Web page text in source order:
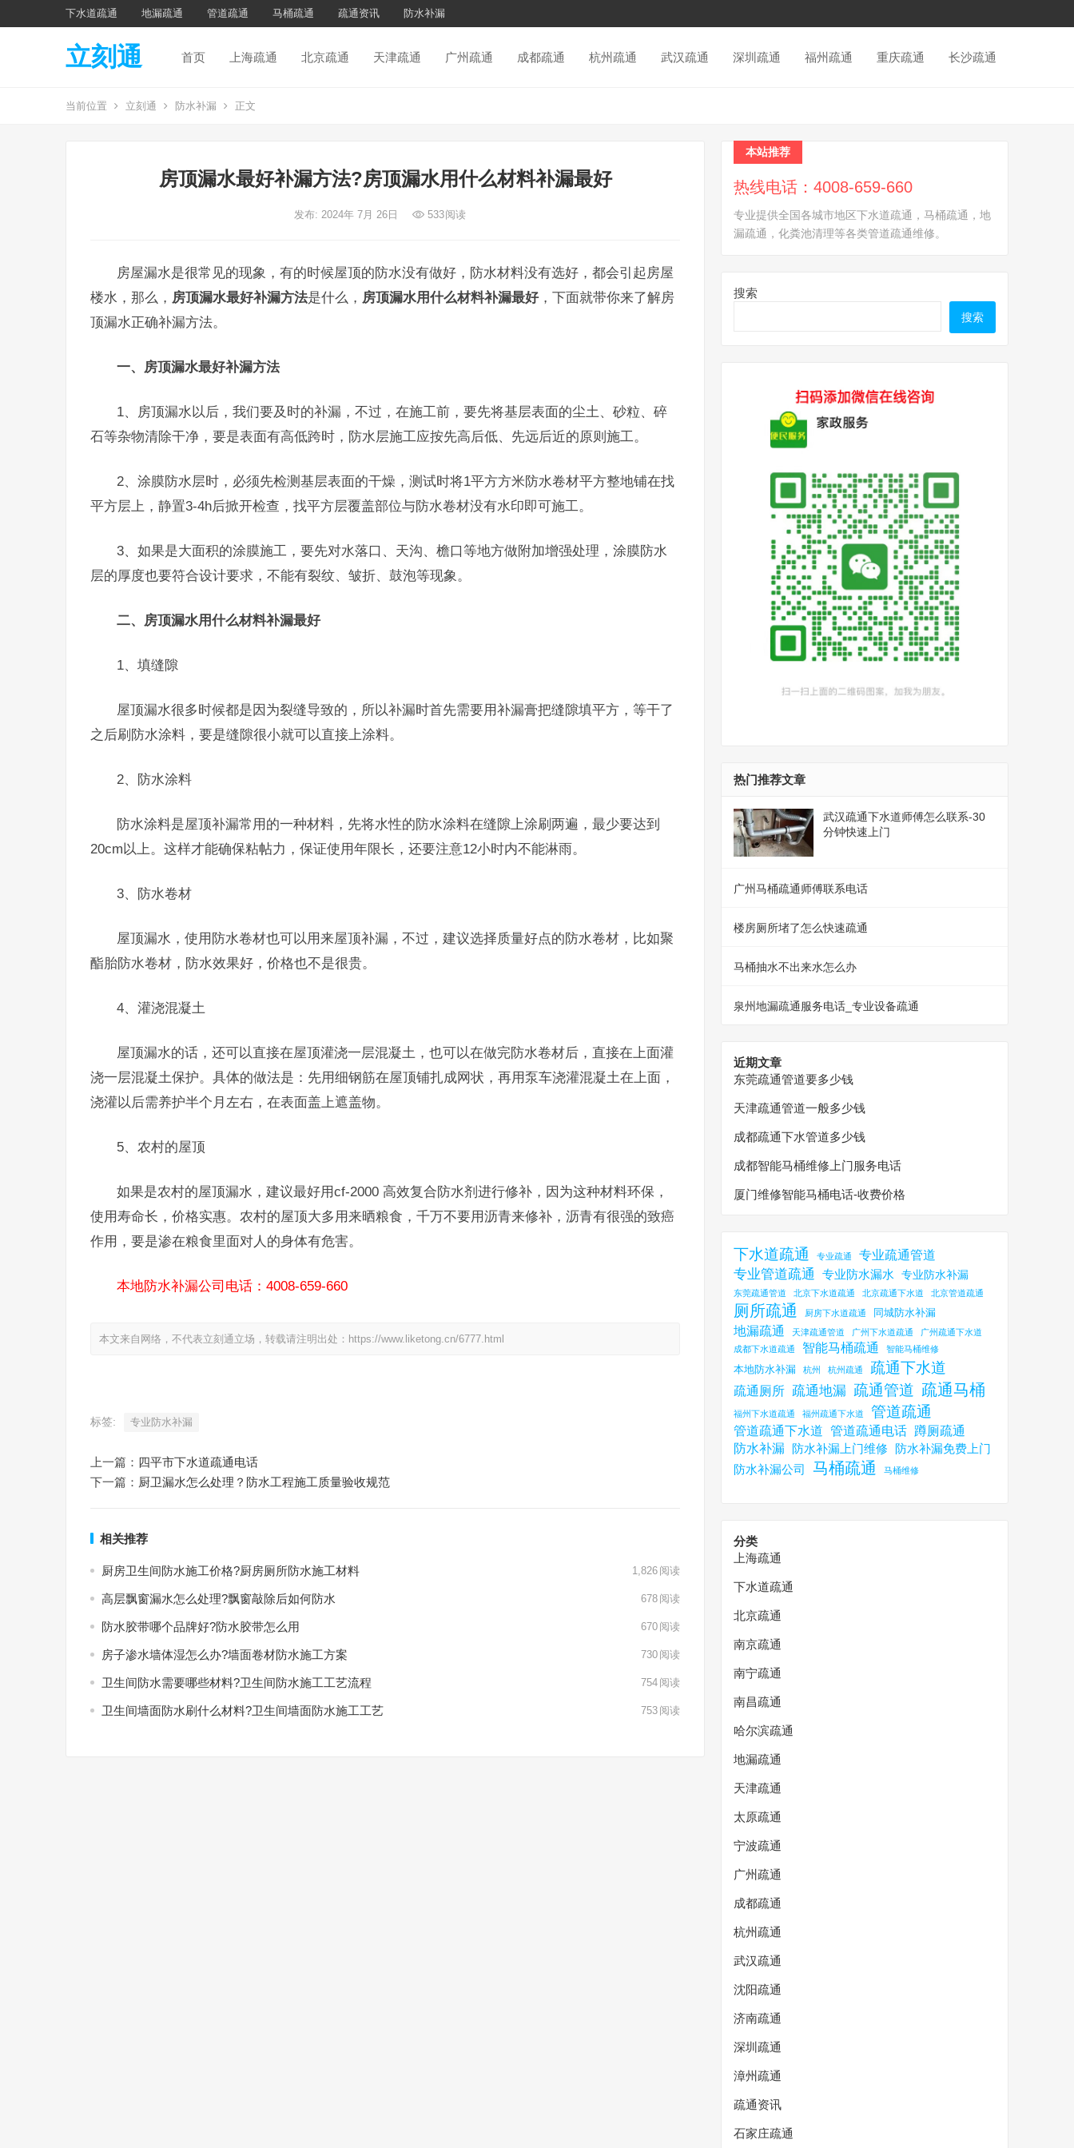
下水道疏通 地漏疏通 管道疏通 马桶疏通 疏通资讯 防水补漏
立刻通 首页 上海疏通 北京疏通 天津疏通 广州疏通 成都疏通 杭州疏通 武汉疏通 深圳疏通 福州疏通 重庆疏通 长沙疏通
当前位置 立刻通 防水补漏 正文
房顶漏水最好补漏方法?房顶漏水用什么材料补漏最好
发布: 2024年 7月 26日 533阅读
房屋漏水是很常见的现象，有的时候屋顶的防水没有做好，防水材料没有选好，都会引起房屋
楼水，那么， 房顶漏水最好补漏方法是什么， 房顶漏水用什么材料补漏最好，下面就带你来了解房
顶漏水正确补漏方法。
一、房顶漏水最好补漏方法
1、房顶漏水以后，我们要及时的补漏，不过，在施工前，要先将基层表面的尘土、砂粒、碎
石等杂物清除干净，要是表面有高低跨时，防水层施工应按先高后低、先远后近的原则施工。
2、涂膜防水层时，必须先检测基层表面的干燥，测试时将1平方方米防水卷材平方整地铺在找
平方层上，静置3-4h后掀开检查，找平方层覆盖部位与防水卷材没有水印即可施工。
3、如果是大面积的涂膜施工，要先对水落口、天沟、檐口等地方做附加增强处理，涂膜防水
层的厚度也要符合设计要求，不能有裂纹、皱折、鼓泡等现象。
二、房顶漏水用什么材料补漏最好
1、填缝隙
屋顶漏水很多时候都是因为裂缝导致的，所以补漏时首先需要用补漏膏把缝隙填平方，等干了
之后刷防水涂料，要是缝隙很小就可以直接上涂料。
2、防水涂料
防水涂料是屋顶补漏常用的一种材料，先将水性的防水涂料在缝隙上涂刷两遍，最少要达到
20cm以上。这样才能确保粘帖力，保证使用年限长，还要注意12小时内不能淋雨。
3、防水卷材
屋顶漏水，使用防水卷材也可以用来屋顶补漏，不过，建议选择质量好点的防水卷材，比如聚
酯胎防水卷材，防水效果好，价格也不是很贵。
4、灌浇混凝土
屋顶漏水的话，还可以直接在屋顶灌浇一层混凝土，也可以在做完防水卷材后，直接在上面灌
浇一层混凝土保护。具体的做法是：先用细钢筋在屋顶铺扎成网状，再用泵车浇灌混凝土在上面，
浇灌以后需养护半个月左右，在表面盖上遮盖物。
5、农村的屋顶
如果是农村的屋顶漏水，建议最好用cf-2000 高效复合防水剂进行修补，因为这种材料环保，
使用寿命长，价格实惠。农村的屋顶大多用来晒粮食，千万不要用沥青来修补，沥青有很强的致癌
作用，要是渗在粮食里面对人的身体有危害。
本地防水补漏公司电话：4008-659-660
本文来自网络，不代表立刻通立场，转载请注明出处：https://www.liketong.cn/6777.html
标签: 专业防水补漏
上一篇： 四平市下水道疏通电话
下一篇： 厨卫漏水怎么处理？防水工程施工质量验收规范
相关推荐
厨房卫生间防水施工价格?厨房厕所防水施工材料 1,826 阅读
高层飘窗漏水怎么处理?飘窗敲除后如何防水 678 阅读
防水胶带哪个品牌好?防水胶带怎么用 670 阅读
房子渗水墙体湿怎么办?墙面卷材防水施工方案 730 阅读
卫生间防水需要哪些材料?卫生间防水施工工艺流程 754 阅读
卫生间墙面防水刷什么材料?卫生间墙面防水施工工艺 753 阅读
本站推荐
热线电话：4008-659-660
专业提供全国各城市地区下水道疏通，马桶疏通，地
漏疏通，化粪池清理等各类管道疏通维修。
搜索
搜索
热门推荐文章
武汉疏通下水道师傅怎么联系-30
分钟快速上门
广州马桶疏通师傅联系电话
楼房厕所堵了怎么快速疏通
马桶抽水不出来水怎么办
泉州地漏疏通服务电话_专业设备疏通
近期文章
东莞疏通管道要多少钱
天津疏通管道一般多少钱
成都疏通下水管道多少钱
成都智能马桶维修上门服务电话
厦门维修智能马桶电话-收费价格
下水道疏通 专业疏通 专业疏通管道
专业管道疏通 专业防水漏水 专业防水补漏
东莞疏通管道 北京下水道疏通 北京疏通下水道 北京管道疏通
厕所疏通 厨房下水道疏通 同城防水补漏
地漏疏通 天津疏通管道 广州下水道疏通
广州疏通下水道
成都下水道疏通
智能马桶疏通 智能马桶维修
本地防水补漏 杭州 杭州疏通 疏通下水道
疏通厕所 疏通地漏 疏通管道 疏通马桶
福州下水道疏通 福州疏通下水道 管道疏通
管道疏通下水道 管道疏通电话 蹲厕疏通
防水补漏 防水补漏上门维修
防水补漏免费上门
防水补漏公司
马桶疏通 马桶维修
分类
上海疏通
下水道疏通
北京疏通
南京疏通
南宁疏通
南昌疏通
哈尔滨疏通
地漏疏通
天津疏通
太原疏通
宁波疏通
广州疏通
成都疏通
杭州疏通
武汉疏通
沈阳疏通
济南疏通
深圳疏通
漳州疏通
疏通资讯
石家庄疏通